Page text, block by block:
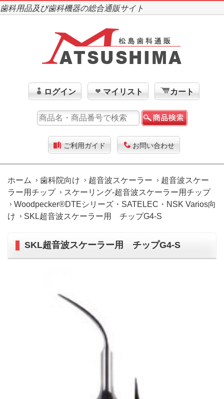
歯科用品及び歯科機器の総合通販サイト
ログイン マイリスト カート
ご利用ガイド お問い合わせ
ホーム 歯科院向け 超音波スケーラー
超音波スケー
ラー用チップ
スケーリング-超音波スケーラー用チップ
Woodpecker®DTEシリーズ・SATELEC・NSK Varios向
け
SKL超音波スケーラー用 チップG4-S
SKL超音波スケーラー用 チップG4-S